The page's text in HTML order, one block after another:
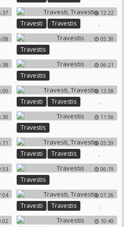
12:22
Travesti ,
Travestis
05:30
Travestis
06:21
Travestis
13:58
Travesti ,
Travestis
11:56
Travestis
05:39
Travesti ,
Travestis
06:19
Travestis
07:26
Travesti ,
Travestis
10:49